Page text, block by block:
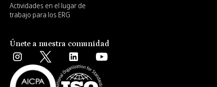
Actividades en el lugar de
trabajo para los ERG
Únete a nuestra comunidad